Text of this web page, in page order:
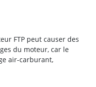
FTP peut causer des
du moteur, car le
air-carburant,